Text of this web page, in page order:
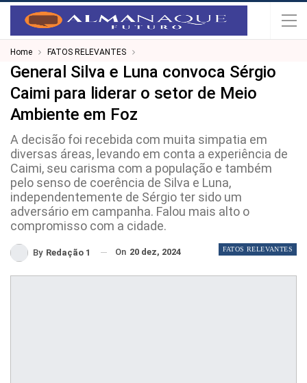
Home FATOS RELEVANTES
General Silva e Luna convoca Sérgio
Caimi para liderar o setor de Meio
Ambiente em Foz
A decisão foi recebida com muita simpatia em
diversas áreas, levando em conta a experiência de
Caimi, seu carisma com a população e também
pelo senso de coerência de Silva e Luna,
independentemente de Sérgio ter sido um
adversário em campanha. Falou mais alto o
compromisso com a cidade.
FATOS RELEVANTES
By Redação 1 On 20 dez, 2024